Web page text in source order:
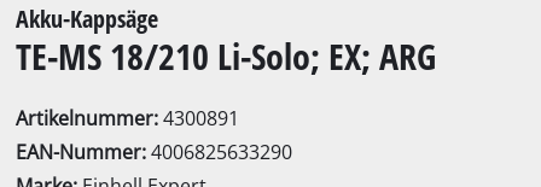
Akku-Kappsäge
TE-MS 18/210 Li-Solo; EX; ARG
Artikelnummer:4300891
EAN-Nummer:4006825633290